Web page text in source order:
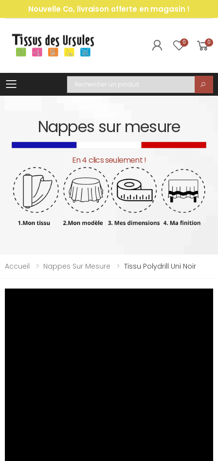
Nouvelle Co, livraison offerte en magasin !
0 0
Toggle mobile menu
Recherche
Nappes sur mesure
En 4 clics seulement !
Accueil Nappes Sur Mesure Tissu Polydrill Uni Noir